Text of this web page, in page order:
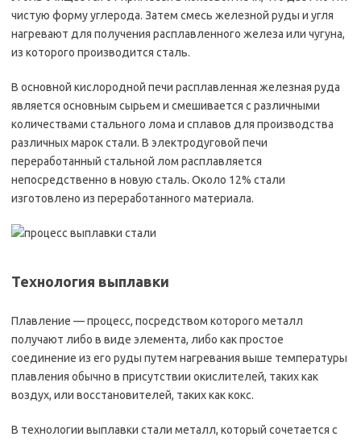
чистую форму углерода. Затем смесь железной руды и угля
нагревают для получения расплавленного железа или чугуна,
из которого производится сталь.
В основной кислородной печи расплавленная железная руда
является основным сырьем и смешивается с различными
количествами стального лома и сплавов для производства
различных марок стали. В электродуговой печи
переработанный стальной лом расплавляется
непосредственно в новую сталь. Около 12% стали
изготовлено из переработанного материала.
Технология выплавки
Плавление — процесс, посредством которого металл
получают либо в виде элемента, либо как простое
соединение из его руды путем нагревания выше температуры
плавления обычно в присутствии окислителей, таких как
воздух, или восстановителей, таких как кокс.
В технологии выплавки стали металл, который сочетается с